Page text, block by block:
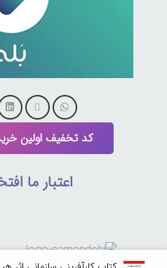
کد تخفیف اولین
اعتبار ما